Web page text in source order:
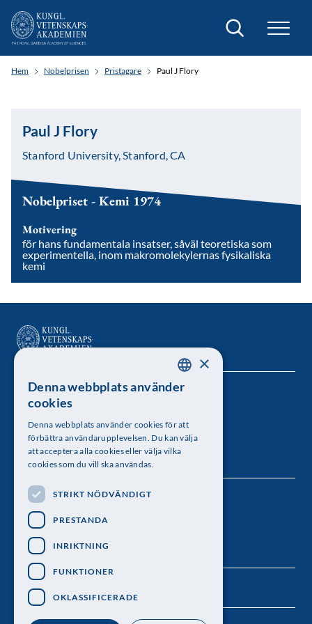
Sök
Hem Nobelprisen Pristagare Paul J Flory
Paul J Flory
Stanford University, Stanford, CA
Nobelpriset - Kemi 1974
Motivering
för hans fundamentala insatser, såväl teoretiska som
experimentella, inom makromolekylernas fysikaliska
kemi
Kungl. Vetenskapsakademien
Besöksadress: Lilla Frescativägen 4A
Telefon: 08-673 95 00
Följ oss
SWEDISH
×
Denna webbplats använder
cookies
Denna webbplats använder cookies för att
förbättra användarupplevelsen. Du kan välja
att acceptera alla cookies eller välja vilka
cookies som du vill ska användas.
STRIKT NÖDVÄNDIGT
PRESTANDA
INRIKTNING
FUNKTIONER
OKLASSIFICERADE